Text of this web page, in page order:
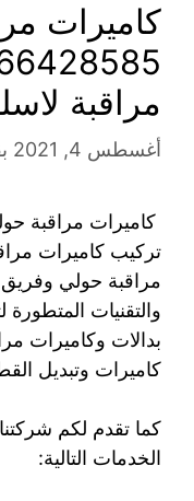
كاميرات
مراقبة
أغسطس 4, 2021
كاميرات مراقبة
تركيب كاميرات
مراقبة حولي
والتقنيات
بدالات وكاميرات
كاميرات وتبديل
كما تقدم لكم
الخدمات التالية: